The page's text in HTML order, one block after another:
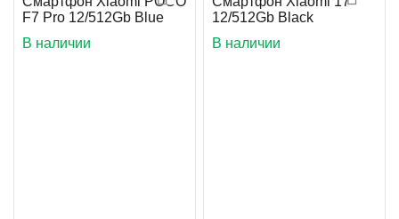
F7 Pro 12/512Gb Blue
В наличии
12/512Gb Black
В наличии